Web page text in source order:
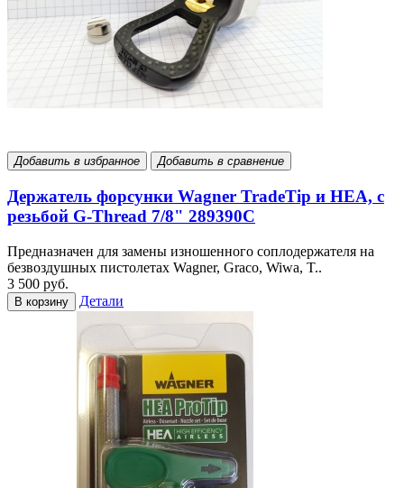
Добавить в избранное Добавить в сравнение
Держатель форсунки Wagner TradeTip и HEA, с
резьбой G-Thread 7/8" 289390С
Предназначен для замены изношенного соплодержателя на
безвоздушных пистолетах Wagner, Graco, Wiwa, T..
3 500 руб.
В корзину Детали